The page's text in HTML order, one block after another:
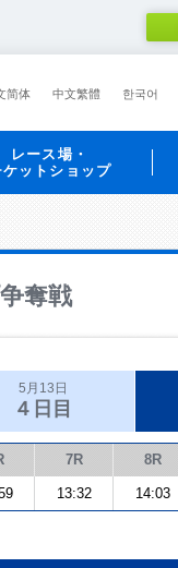
简体 中文繁體 한국어
レース場・
ケットショップ
奪戦
5月13日
４日目
7R 8R
13:32 14:03